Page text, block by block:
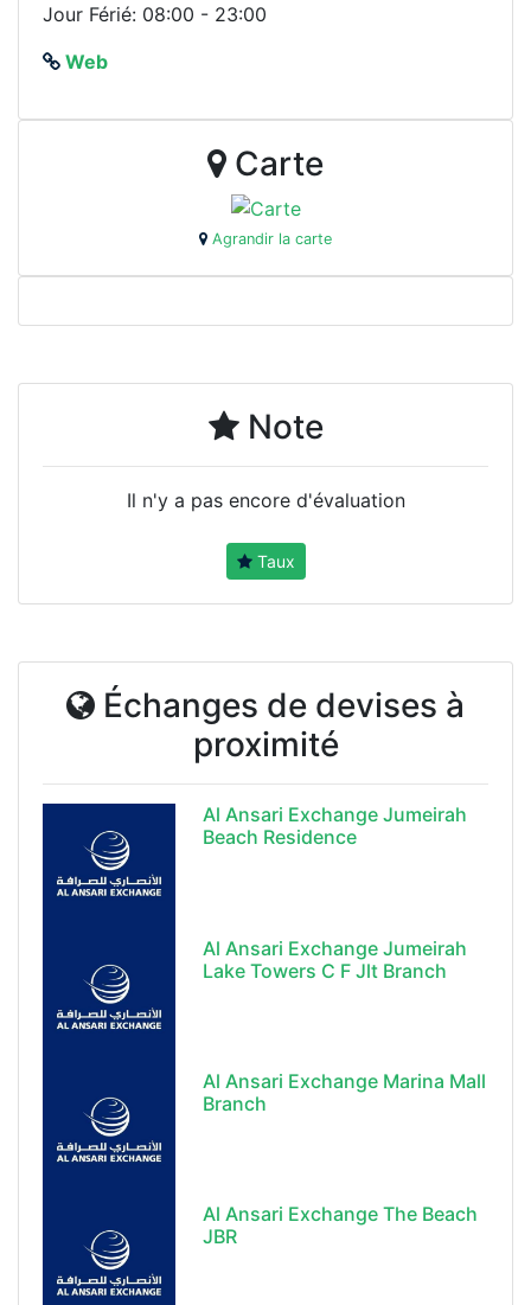
Jour Férié: 08:00 - 23:00
Web
Carte
Agrandir la carte
Note
Il n'y a pas encore d'évaluation
Taux
Échanges de devises à
proximité
Al Ansari Exchange Jumeirah
Beach Residence
Al Ansari Exchange Jumeirah
Lake Towers C F Jlt Branch
Al Ansari Exchange Marina Mall
Branch
Al Ansari Exchange The Beach
JBR